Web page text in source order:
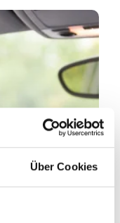
Über Cookies